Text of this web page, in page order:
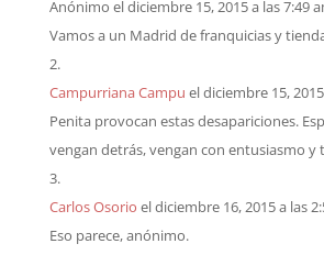
Anónimo el diciembre 15, 2015 a las 7:49
Vamos a un Madrid de franquicias y
Campurriana Campu el diciembre 15,
Penita provocan estas desapariciones.
vengan detrás, vengan con entusiasmo y
Carlos Osorio el diciembre 16, 2015 a las
Eso parece, anónimo.